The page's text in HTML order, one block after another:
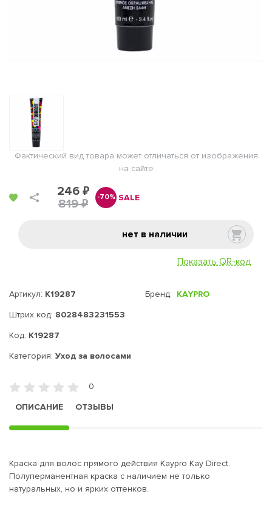
Фактический вид товара может отличаться от изображения
на сайте
246 ₽
819 ₽
-70% SALE
нет в наличии
Показать QR-код
Артикул: K19287
Штрих код: 8028483231553
Код: K19287
Бренд: KAYPRO
Категория: Уход за волосами
0
ОПИСАНИЕ
ОТЗЫВЫ
Краска для волос прямого действия Kaypro Kay Direct.
Полуперманентная краска с наличием не только
натуральных, но и ярких оттенков.